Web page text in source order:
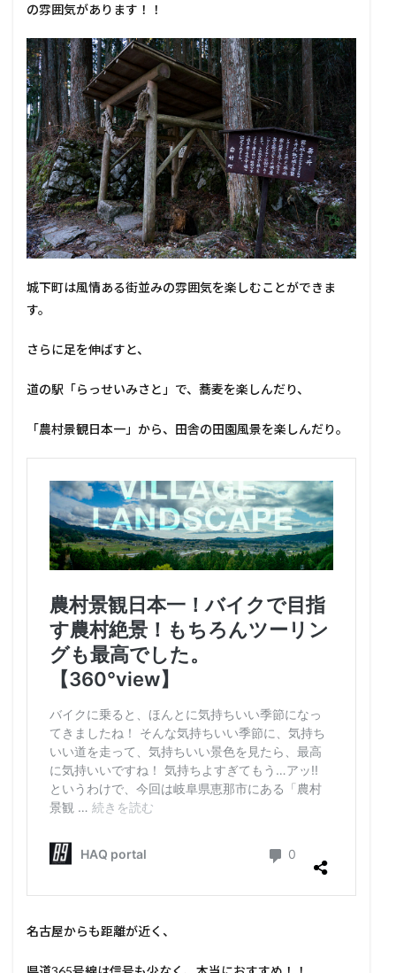
の雰囲気があります！！
城下町は風情ある街並みの雰囲気を楽しむことができま
す。
さらに足を伸ばすと、
道の駅「らっせいみさと」で、蕎麦を楽しんだり、
「農村景観日本一」から、田舎の田園風景を楽しんだり。
名古屋からも距離が近く、